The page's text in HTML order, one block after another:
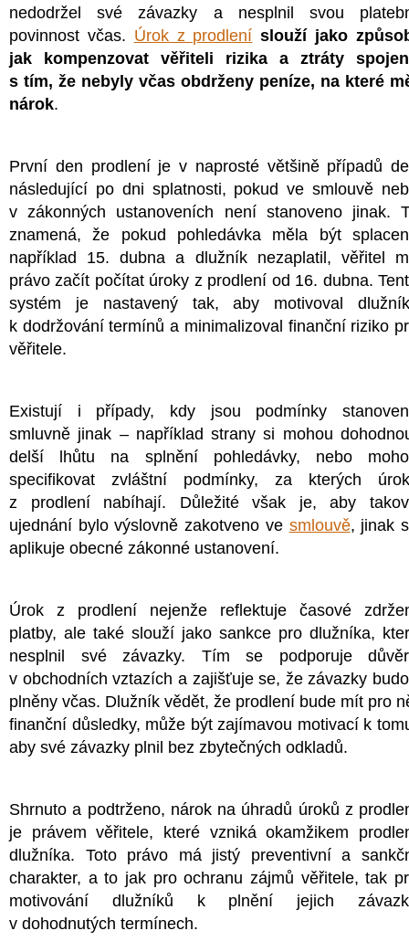
nedodržel své závazky a nesplnil svou
povinnost včas. Úrok z prodlení slouží jako
jak kompenzovat věřiteli rizika a ztráty
s tím, že nebyly včas obdrženy peníze, na které
nárok.
První den prodlení je v naprosté většině případů
následující po dni splatnosti, pokud ve smlouvě
v zákonných ustanoveních není stanoveno jinak.
znamená, že pokud pohledávka měla být
například 15. dubna a dlužník nezaplatil, věřitel
právo začít počítat úroky z prodlení od 16. dubna.
systém je nastavený tak, aby motivoval
k dodržování termínů a minimalizoval finanční riziko
věřitele.
Existují i případy, kdy jsou podmínky
smluvně jinak – například strany si mohou
delší lhůtu na splnění pohledávky, nebo
specifikovat zvláštní podmínky, za kterých
z prodlení nabíhají. Důležité však je, aby
ujednání bylo výslovně zakotveno ve smlouvě, jinak
aplikuje obecné zákonné ustanovení.
Úrok z prodlení nejenže reflektuje časové
platby, ale také slouží jako sankce pro dlužníka,
nesplnil své závazky. Tím se podporuje
v obchodních vztazích a zajišťuje se, že závazky
plněny včas. Dlužník vědět, že prodlení bude mít pro
finanční důsledky, může být zajímavou motivací k
aby své závazky plnil bez zbytečných odkladů.
Shrnuto a podtrženo, nárok na úhradů úroků z
je právem věřitele, které vzniká okamžikem
dlužníka. Toto právo má jistý preventivní a
charakter, a to jak pro ochranu zájmů věřitele, tak
motivování dlužníků k plnění jejich
v dohodnutých termínech.